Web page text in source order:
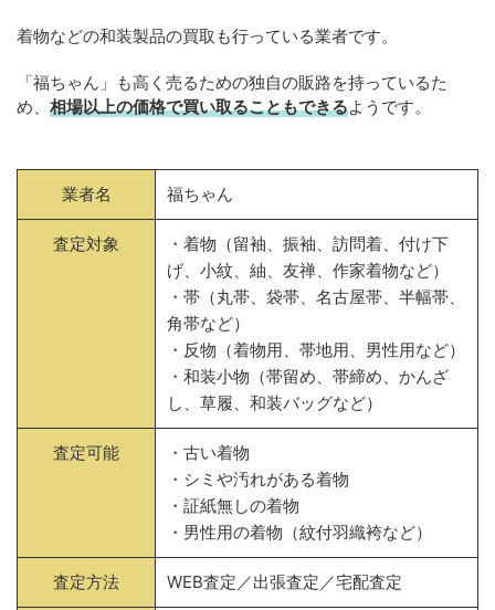
着物などの和装製品の買取も行っている業者です。
「福ちゃん」も高く売るための独自の販路を持っているた
め、 相場以上の価格で買い取ることもできるようです。
業者名 福ちゃん
査定対象
・着物（留袖、振袖、訪問着、付け下
げ、小紋、紬、友禅、作家着物など）
・帯（丸帯、袋帯、名古屋帯、半幅帯、
角帯など）
・反物（着物用、帯地用、男性用など）
・和装小物（帯留め、帯締め、かんざ
し、草履、和装バッグなど）
査定可能
・古い着物
・シミや汚れがある着物
・証紙無しの着物
・男性用の着物（紋付羽織袴など）
査定方法 WEB査定／出張査定／宅配査定